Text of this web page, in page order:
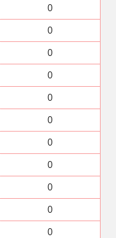
0
0
0
0
0
0
0
0
0
0
0